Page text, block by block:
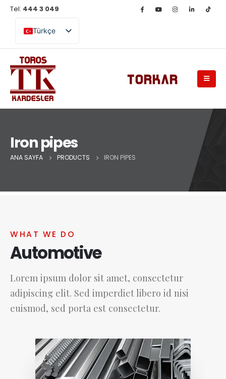
Tel: 444 3 049
Türkçe
English (UK)
Iron pipes
ANA SAYFA PRODUCTS IRON PIPES
WHAT WE DO
Automotive
Lorem ipsum dolor sit amet, consectetur
adipiscing elit. Sed imperdiet libero id nisi
euismod, sed porta est consectetur.